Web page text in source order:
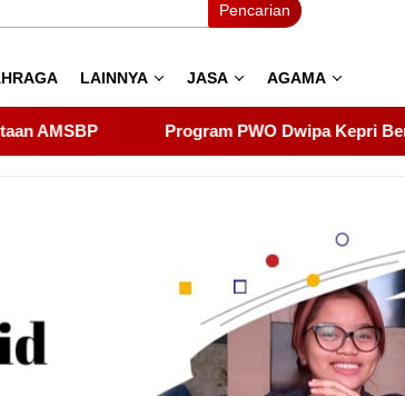
Pencarian
LAINNYA JASA AGAMA
Dwipa Kepri Berbagi, Wujud Kepedulian